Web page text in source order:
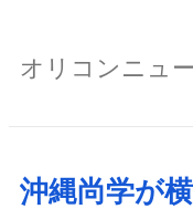
オリコンニュ
沖縄尚学が